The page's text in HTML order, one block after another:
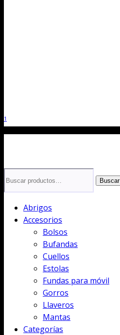
1
Buscar
Abrigos
Accesorios
Bolsos
Bufandas
Cuellos
Estolas
Fundas para móvil
Gorros
Llaveros
Mantas
Categorías